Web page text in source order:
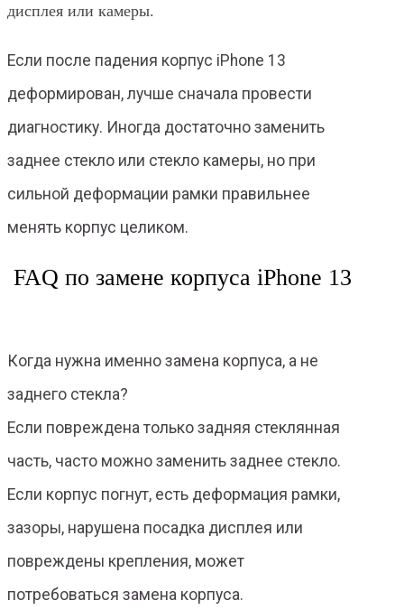
дисплея или камеры.
Если после падения корпус iPhone 13
деформирован, лучше сначала провести
диагностику. Иногда достаточно заменить
заднее стекло или стекло камеры, но при
сильной деформации рамки правильнее
менять корпус целиком.
FAQ по замене корпуса iPhone 13
Когда нужна именно замена корпуса, а не
заднего стекла?
Если повреждена только задняя стеклянная
часть, часто можно заменить заднее стекло.
Если корпус погнут, есть деформация рамки,
зазоры, нарушена посадка дисплея или
повреждены крепления, может
потребоваться замена корпуса.